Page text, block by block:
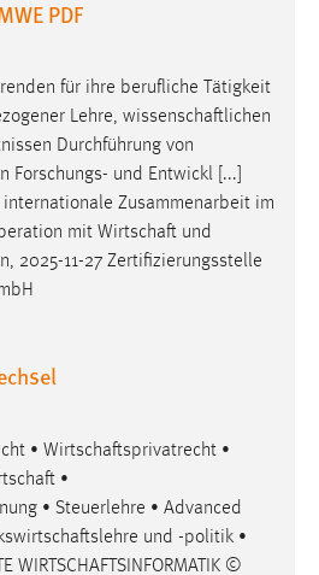
PDF
für ihre berufliche Tätigkeit
Lehre, wissenschaftlichen
Durchführung von
Forschungs- und Entwickl [...]
Zusammenarbeit im
mit Wirtschaft und
2025-11-27 Zertifizierungsstelle
• Wirtschaftsprivatrecht •
•
• Steuerlehre • Advanced
und -politik •
WIRTSCHAFTSINFORMATIK ©